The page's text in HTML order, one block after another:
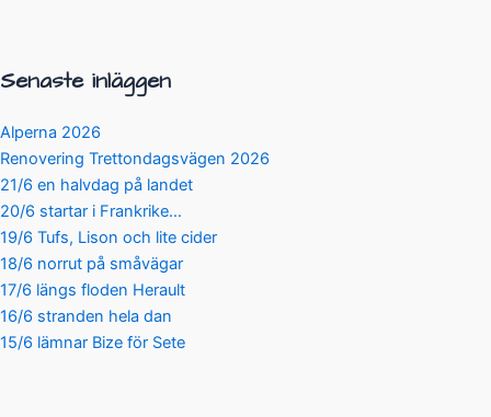
Senaste inläggen
Alperna 2026
Renovering Trettondagsvägen 2026
21/6 en halvdag på landet
20/6 startar i Frankrike…
19/6 Tufs, Lison och lite cider
18/6 norrut på småvägar
17/6 längs floden Herault
16/6 stranden hela dan
15/6 lämnar Bize för Sete